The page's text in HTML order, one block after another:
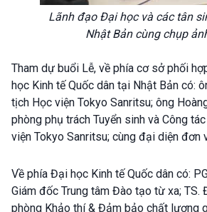
Lãnh đạo Đại học và các tân
Nhật Bản cùng chụp
Tham dự buổi Lễ, về phía cơ sở phối
học Kinh tế Quốc dân tại Nhật Bản có:
tịch Học viện Tokyo Sanritsu; ông
phòng phụ trách Tuyển sinh và Công
viện Tokyo Sanritsu; cùng đại diện đơn
Về phía Đại học Kinh tế Quốc dân có:
Giám đốc Trung tâm Đào tạo từ xa; TS.
phòng Khảo thí & Đảm bảo chất lượng